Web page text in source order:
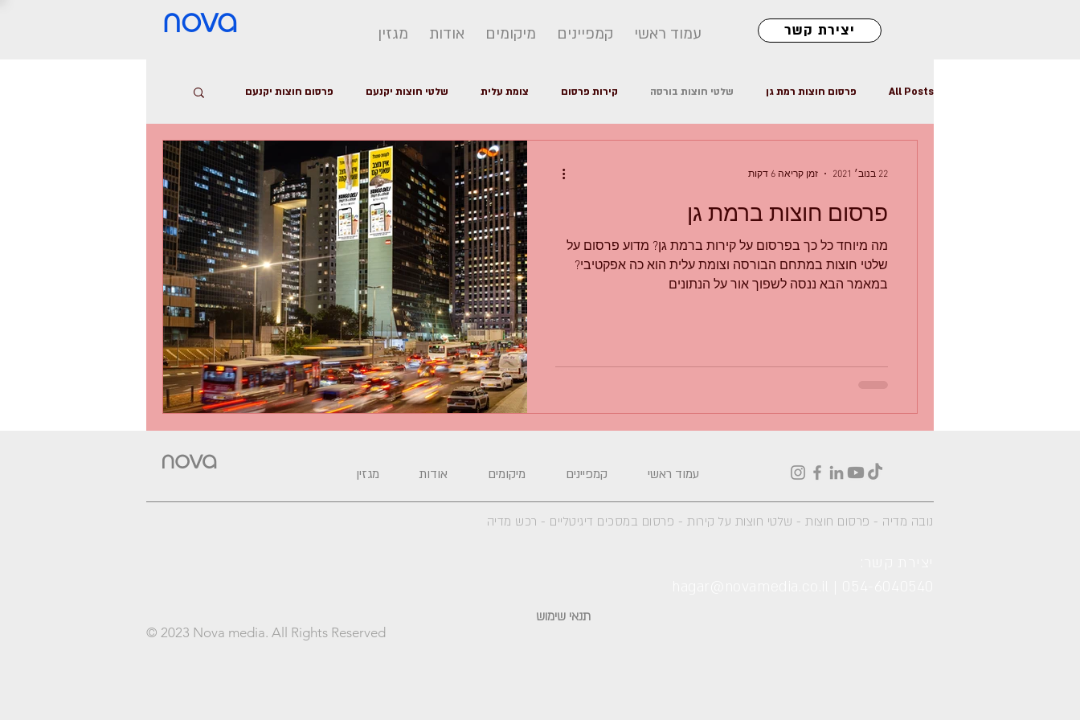
nova עמוד ראשי קמפיינים מיקומים אודות מגזין יצירת קשר
All Posts פרסום חוצות רמת גן שלטי חוצות בורסה קירות פרסום צומת עלית שלטי חוצות יקנעם פרסום חוצות יקנעם
סוגי שלטי חוצות
פרסום חוצות ברמת גן
מה מיוחד כל כך בפרסום על קירות ברמת גן? מדוע פרסום על
שלטי חוצות במתחם הבורסה וצומת עלית הוא כה אפקטיבי?
במאמר הבא ננסה לשפוך אור על הנתונים
22 בנוב׳ 2021 זמן קריאה 6 דקות
nova עמוד ראשי קמפיינים מיקומים אודות מגזין
נובה מדיה - פרסום חוצות - שלטי חוצות על קירות - פרסום במסכים דיגיטליים - רכש מדיה
© 2023 Nova media. All Rights Reserved
תנאי שימוש